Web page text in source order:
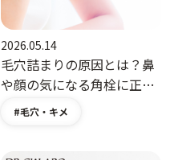
2026.05.14
毛穴詰まりの原因とは？鼻
や顔の気になる角栓に正し
いケアをご紹介｜美肌コラ
毛穴・キメ